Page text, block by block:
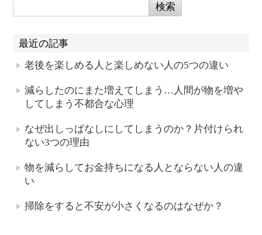
最近の記事
老後を楽しめる人と楽しめない人の5つの違い
減らしたのにまた増えてしまう…人間が物を増や
してしまう不都合な心理
なぜ出しっぱなしにしてしまうのか？片付けられ
ない3つの理由
物を減らしてお金持ちになる人とならない人の違
い
掃除をすると不安が小さくなるのはなぜか？